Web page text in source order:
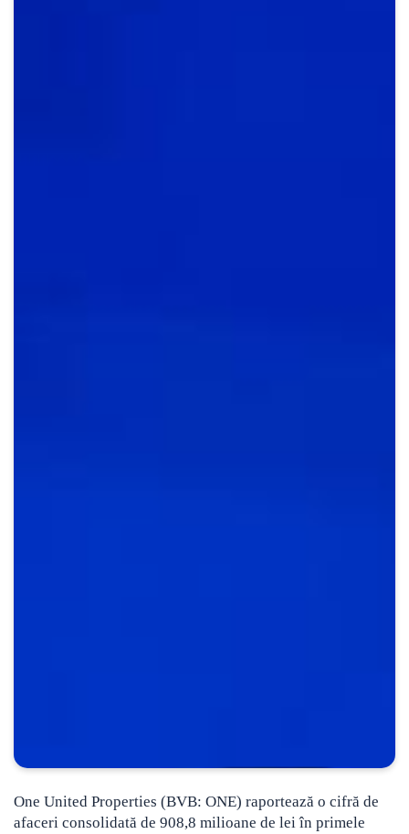
One United Properties (BVB: ONE) raportează o cifră de
afaceri consolidată de 908,8 milioane de lei în primele